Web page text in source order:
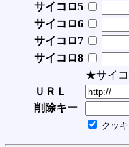
サイコロ5
サイコロ6
サイコロ7
サイコロ8
★サイコ
ＵＲＬ
削除キー
クッ